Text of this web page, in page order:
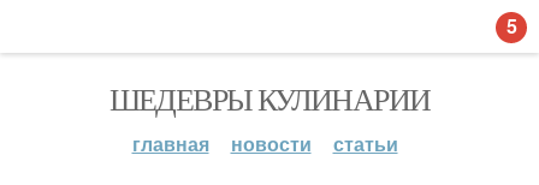
ШЕДЕВРЫ КУЛИНАРИИ
главная новости статьи
5